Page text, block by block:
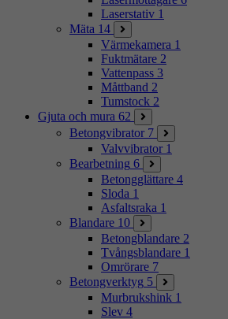
Laserstativ 1
Mäta 14
Värmekamera 1
Fuktmätare 2
Vattenpass 3
Måttband 2
Tumstock 2
Gjuta och mura 62
Betongvibrator 7
Valvvibrator 1
Bearbetning 6
Betongglättare 4
Sloda 1
Asfaltsraka 1
Blandare 10
Betongblandare 2
Tvångsblandare 1
Omrörare 7
Betongverktyg 5
Murbrukshink 1
Slev 4